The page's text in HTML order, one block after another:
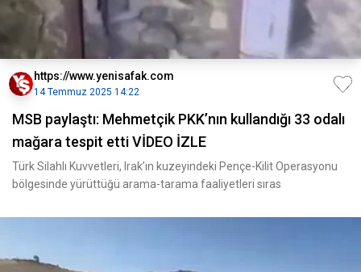
https://www.yenisafak.com
14 Temmuz 2025 14:22
MSB paylaştı: Mehmetçik PKK’nın kullandığı 33 odalı
mağara tespit etti VİDEO İZLE
Türk Silahlı Kuvvetleri, Irak’ın kuzeyindeki Pençe-Kilit Operasyonu
bölgesinde yürüttüğü arama-tarama faaliyetleri sıras